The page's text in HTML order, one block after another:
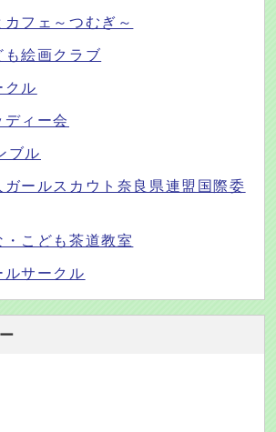
フェ～つむぎ～
も絵画クラブ
クル
ディー会
ブル
ガールスカウト奈良県連盟国際委
こども茶道教室
ルサークル